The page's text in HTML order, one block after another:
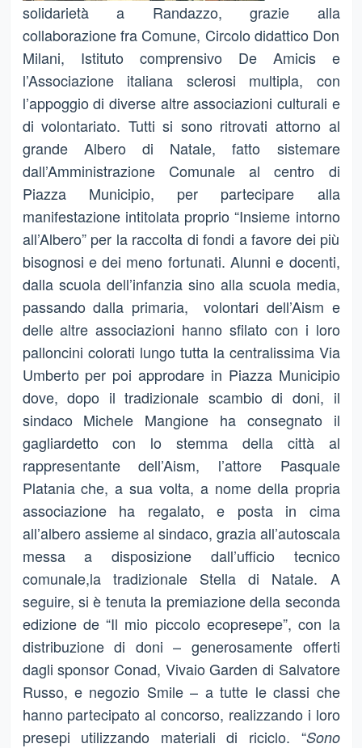
solidarietà a Randazzo, grazie alla
collaborazione fra Comune, Circolo didattico Don
Milani, Istituto comprensivo De Amicis e
l’Associazione italiana sclerosi multipla, con
l’appoggio di diverse altre associazioni culturali e
di volontariato. Tutti si sono ritrovati attorno al
grande Albero di Natale, fatto sistemare
dall’Amministrazione Comunale al centro di
Piazza Municipio, per partecipare alla
manifestazione intitolata proprio “Insieme intorno
all’Albero” per la raccolta di fondi a favore dei più
bisognosi e dei meno fortunati. Alunni e docenti,
dalla scuola dell’infanzia sino alla scuola media,
passando dalla primaria, volontari dell’Aism e
delle altre associazioni hanno sfilato con i loro
palloncini colorati lungo tutta la centralissima Via
Umberto per poi approdare in Piazza Municipio
dove, dopo il tradizionale scambio di doni, il
sindaco Michele Mangione ha consegnato il
gagliardetto con lo stemma della città al
rappresentante dell’Aism, l’attore Pasquale
Platania che, a sua volta, a nome della propria
associazione ha regalato, e posta in cima
all’albero assieme al sindaco, grazia all’autoscala
messa a disposizione dall’ufficio tecnico
comunale,la tradizionale Stella di Natale. A
seguire, si è tenuta la premiazione della seconda
edizione de “Il mio piccolo ecopresepe”, con la
distribuzione di doni – generosamente offerti
dagli sponsor Conad, Vivaio Garden di Salvatore
Russo, e negozio Smile – a tutte le classi che
hanno partecipato al concorso, realizzando i loro
presepi utilizzando materiali di riciclo. “Sono